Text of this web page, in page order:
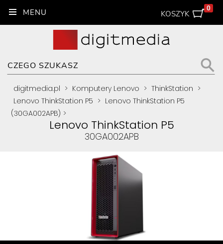
KOSZYK
0
digitmedia.pl > Komputery Lenovo > ThinkStation >
Lenovo ThinkStation P5 > Lenovo ThinkStation P5
(30GA002APB) >
Lenovo ThinkStation P5
30GA002APB